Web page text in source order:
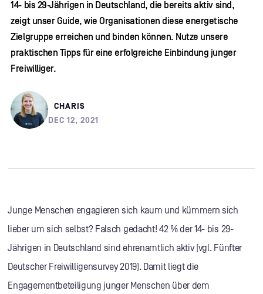
14- bis 29-Jährigen in Deutschland, die bereits aktiv sind,
zeigt unser Guide, wie Organisationen diese energetische
Zielgruppe erreichen und binden können. Nutze unsere
praktischen Tipps für eine erfolgreiche Einbindung junger
Freiwilliger.
CHARIS
DEC 12, 2021
Junge Menschen engagieren sich kaum und kümmern sich
lieber um sich selbst? Falsch gedacht! 42 % der 14- bis 29-
Jährigen in Deutschland sind ehrenamtlich aktiv (vgl. Fünfter
Deutscher Freiwilligensurvey 2019). Damit liegt die
Engagementbeteiligung junger Menschen über dem